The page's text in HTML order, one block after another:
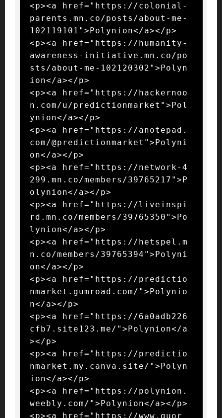
<p><a href="https://colonial-
parents.mn.co/posts/about-me-
102119101">Polynion</a></p>
<p><a href="https://humanity-
awareness-initiative.mn.co/po
sts/about-me-102120302">Polyn
ion</a></p>
<p><a href="https://hackernoo
n.com/u/predictionmarket">Pol
ynion</a></p>
<p><a href="https://anotepad.
com/@predictionmarket">Polyni
on</a></p>
<p><a href="https://network-4
299.mn.co/members/39765217">P
olynion</a></p>
<p><a href="https://liveinspi
rd.mn.co/members/39765350">Po
lynion</a></p>
<p><a href="https://hetspel.m
n.co/members/39765394">Polyni
on</a></p>
<p><a href="https://predictio
nmarket.gumroad.com/">Polynio
n</a></p>
<p><a href="https://6a0adb226
cfb7.site123.me/">Polynion</a
></p>
<p><a href="https://predictio
nmarket.my.canva.site/">Polyn
ion</a></p>
<p><a href="https://polynion.
weebly.com/">Polynion</a></p>
<p><a href="https://www.quor